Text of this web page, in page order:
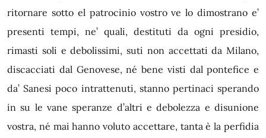
ritornare sotto el patrocinio vostro ve lo dimostrano e’
presenti tempi, ne’ quali, destituti da ogni presidio,
rimasti soli e debolissimi, suti non accettati da Milano,
discacciati dal Genovese, né bene visti dal pontefice e
da’ Sanesi poco intrattenuti, stanno pertinaci sperando
in su le vane speranze d’altri e debolezza e disunione
vostra, né mai hanno voluto accettare, tanta è la perfidia